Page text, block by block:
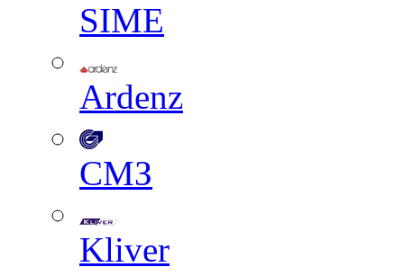
SIME
Ardenz
СМЗ
Kliver